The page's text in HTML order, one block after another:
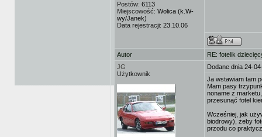
Postów: 6113
Miejscowość: Wolica (k.W-
wy/Janek)
Data rejestracji: 23.10.06
Autor
RE: fotelik
JG
Użytkownik
Dodane dnia 24-
Ja wstawiam tam
Mam pasy
noname z
przesunąć fotel
Wcześniej, jak
biodrowy), żeby
przodu co